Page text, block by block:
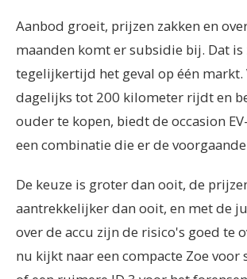
Aanbod groeit, prijzen zakken en
maanden komt er subsidie bij. Dat is
tegelijkertijd het geval op één markt.
dagelijks tot 200 kilometer rijdt en
ouder te kopen, biedt de occasion
een combinatie die er de
De keuze is groter dan ooit, de
aantrekkelijker dan ooit, en met de
over de accu zijn de risico's goed te
nu kijkt naar een compacte Zoe voor